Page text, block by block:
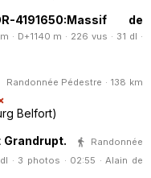
4191650:Massif de
· D+1140 m · 226 vus · 31 dl ·
Randonnée Pédestre · 138 km
Belfort)
Randonnée
· 3 photos · 02:55 ·Alain de